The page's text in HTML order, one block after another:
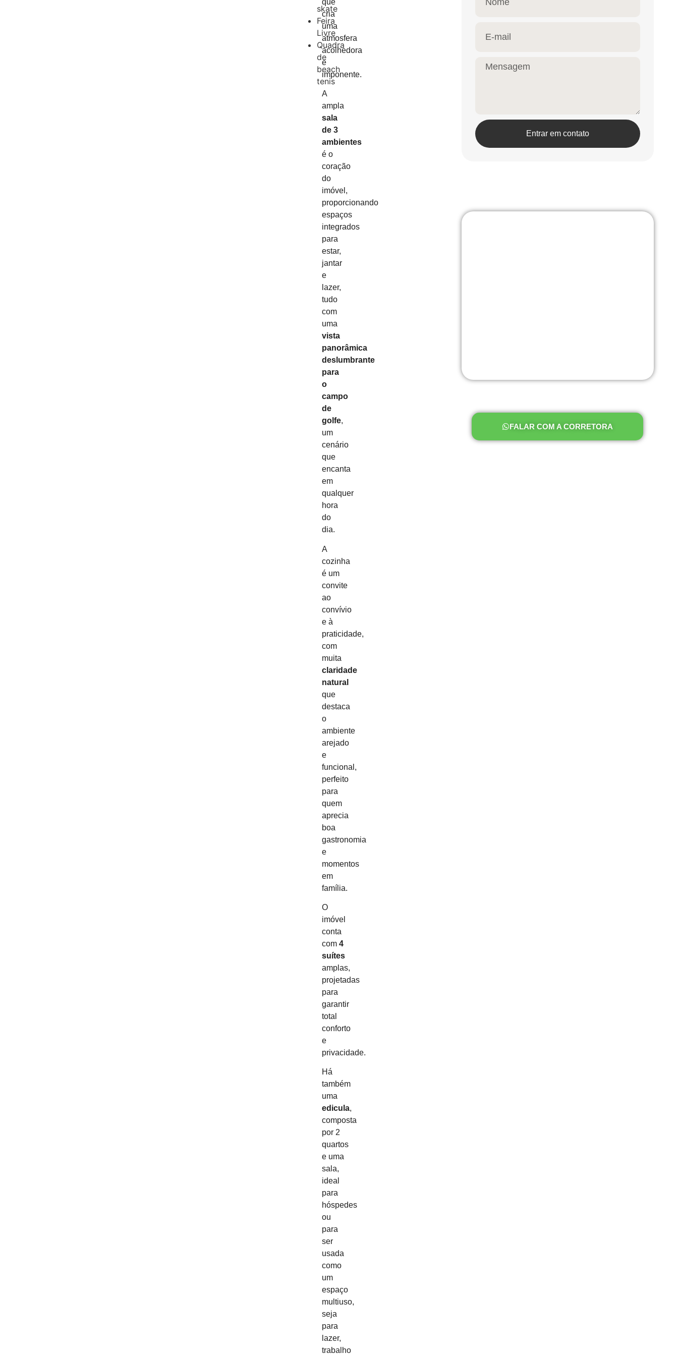
skate
Feira
Livre
Quadra
de
beach
tenis
cria
uma
atmosfera
acolhedora
e
imponente.
A
ampla
sala
de 3
ambientes
é o
coração
do
imóvel,
proporcionando
espaços
integrados
para
estar,
jantar
e
lazer,
tudo
com
uma
vista
panorâmica
deslumbrante
para
o
campo
de
golfe,
um
cenário
que
encanta
em
qualquer
hora
do
dia.
A
cozinha
é um
convite
ao
convívio
e à
praticidade,
com
muita
claridade
natural
que
destaca
o
ambiente
arejado
e
funcional,
perfeito
para
quem
aprecia
boa
gastronomia
e
momentos
em
família.
O
imóvel
conta
com 4
suítes
amplas,
projetadas
para
garantir
total
conforto
e
privacidade.
Há
também
uma
edicula,
composta
por 2
quartos
e uma
sala,
ideal
para
hóspedes
ou
para
ser
usada
como
um
espaço
multiuso,
seja
para
lazer,
trabalho
Entrar em contato
FALAR COM A CORRETORA